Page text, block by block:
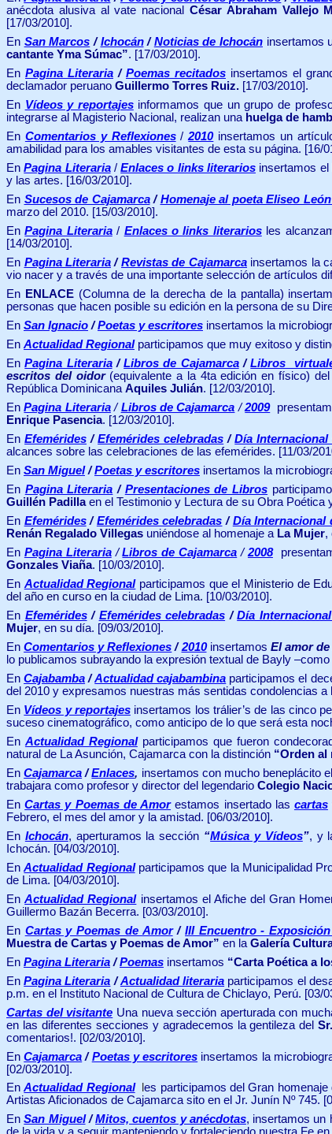
anécdota alusiva al vate nacionalCésar Abraham Vallejo
[17/03/2010].
En San Marcos / Ichocán/Noticias de Ichocán insertamos
cantante Yma Súmac”. [17/03/2010].
En Pagina Literaria / Poemas recitados insertamos el g
declamador peruano Guillermo Torres Ruiz. [17/03/2010].
En Vídeos y reportajesinformamos que un grupo de
integrarse al Magisterio Nacional, realizan una huelga de
En Comentarios y Reflexiones/2010 insertamos un
amabilidad para los amables visitantes de esta su página. [16/
EnPagina Literaria/Enlaces o links literariosinsertamos el
y las artes. [16/03/2010].
En Sucesos de Cajamarca/Homenaje al poeta Eliseo
marzo del 2010. [15/03/2010].
EnPagina Literaria/ Enlaces o links literariosles
[14/03/2010].
En Pagina Literaria /Revistas de Cajamarca insertamos la
vio nacer y a través de una importante selección de artículos
En ENLACE(Columna de la derecha de la pantalla)
personas que hacen posible su edición en la persona de su
En San Ignacio /Poetas y escritores insertamos la
En Actualidad Regionalparticipamos que muy exitoso y
EnPagina Literaria/Libros de Cajamarca/ Libros
escritos del oidor(equivalente a la 4ta edición en físico)
República Dominicana Aquiles Julián. [12/03/2010].
EnPagina Literaria/Libros de Cajamarca / 2009
Enrique Pasencia. [12/03/2010].
EnEfemérides /Efemérides celebradas /Día
alcances sobre las celebraciones de las efemérides. [11/03/
En San Miguel/Poetas y escritores insertamos la
En Pagina Literaria / Presentaciones de Libros
Guillén Padilla en el Testimonio y Lectura de su Obra Poética
En Efemérides/Efemérides celebradas / Día Internacional
Renán Regalado Villegas uniéndose al homenaje a La Mujer,
En Pagina Literaria/Libros de Cajamarca /2008
Gonzales Viaña. [10/03/2010].
En Actualidad Regionalparticipamos que el
Ministerio de
del año en curso en la ciudad de Lima. [10/03/2010].
En Efemérides/ Efemérides celebradas / Día
Mujer, en su día. [09/03/2010].
EnComentarios y Reflexiones /2010 insertamos El amor
lo publicamos subrayando la expresión textual de Bayly
EnCajabamba /Actualidad cajabambina participamos el
del 2010 y expresamos nuestras más sentidas condolencias a
En Vídeos y reportajesinsertamos los trálier’sde las cinco
suceso cinematográfico, como anticipo de lo que será esta
En Actualidad Regionalparticipamos que fueron
natural de La Asunción, Cajamarca con la distinción “Orden al
EnCajamarca /Enlaces, insertamos con mucho beneplácito
trabajara como profesor y director del legendario Colegio
EnCartas y Poemas de Amor estamos insertado las cartas
Febrero, el mes del amor y la amistad. [06/03/2010].
En Ichocán, aperturamos la sección “Música y Vídeos”, y
Ichocán. [04/03/2010].
EnActualidad Regionalparticipamos que la Municipalidad
de Lima. [04/03/2010].
EnActualidad Regionalinsertamos el Afiche de l Gran
Guillermo Bazán Becerra. [03/03/2010].
En Cartas y Poemas de Amor/III Encuentro -
Muestra de Cartas y Poemas de Amor” en la Galería
En Pagina Literaria /Poemas insertamos “Carta Poética a
EnPagina Literaria / Actualidad literaria participamos el
p.m. en el Instituto Nacional de Cultura de Chiclayo, Perú. [03/
Cartas del visitante Una nueva sección aperturada con
en las diferentes secciones y agradecemos la gentileza del
comentarios!. [02/03/2010].
EnCajamarca /Poetas y escritores insertamos la
[02/03/2010].
EnActualidad Regional les participamos del Gran
Artistas Aficionados de Cajamarca sito en el Jr. Junín Nº 745.
EnSan Miguel/Mitos, cuentos y anécdotas, insertamos un